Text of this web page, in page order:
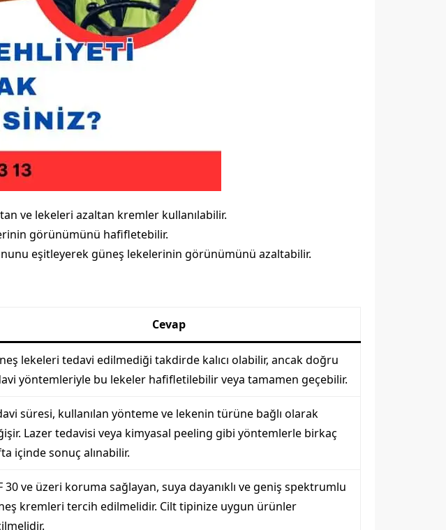
ve lekeleri azaltan kremler kullanılabilir.
görünümünü hafifletebilir.
eşitleyerek güneş lekelerinin görünümünü azaltabilir.
Cevap
lekeleri tedavi edilmediği takdirde kalıcı olabilir, ancak doğru
yöntemleriyle bu lekeler hafifletilebilir veya tamamen geçebilir.
süresi, kullanılan yönteme ve lekenin türüne bağlı olarak
Lazer tedavisi veya kimyasal peeling gibi yöntemlerle birkaç
içinde sonuç alınabilir.
30 ve üzeri koruma sağlayan, suya dayanıklı ve geniş spektrumlu
kremleri tercih edilmelidir. Cilt tipinize uygun ürünler